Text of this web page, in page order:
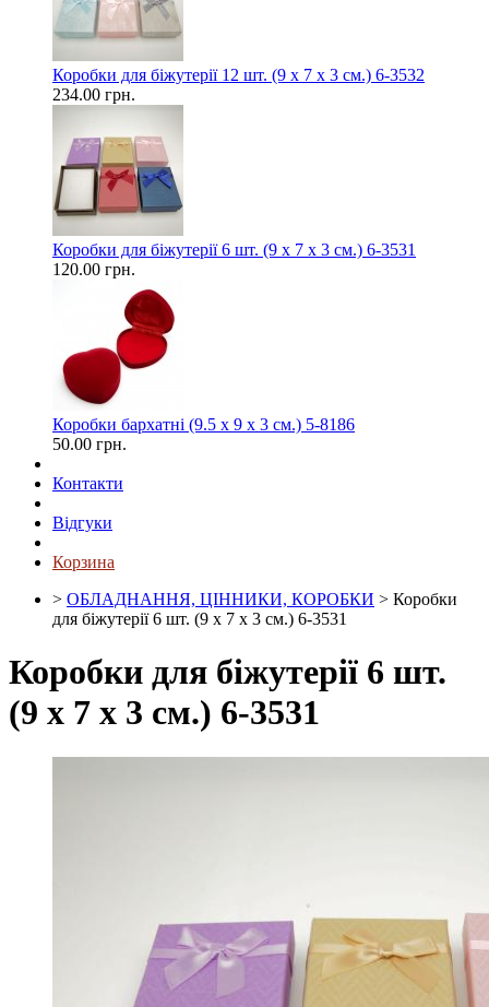
Коробки для біжутерії 12 шт. (9 х 7 х 3 см.) 6-3532
234.00 грн.
Коробки для біжутерії 6 шт. (9 х 7 х 3 см.) 6-3531
120.00 грн.
Коробки бархатні (9.5 х 9 х 3 см.) 5-8186
50.00 грн.
Контакти
Відгуки
Корзина
> ОБЛАДНАННЯ, ЦІННИКИ, КОРОБКИ > Коробки
для біжутерії 6 шт. (9 х 7 х 3 см.) 6-3531
Коробки для біжутерії 6 шт.
(9 х 7 х 3 см.) 6-3531